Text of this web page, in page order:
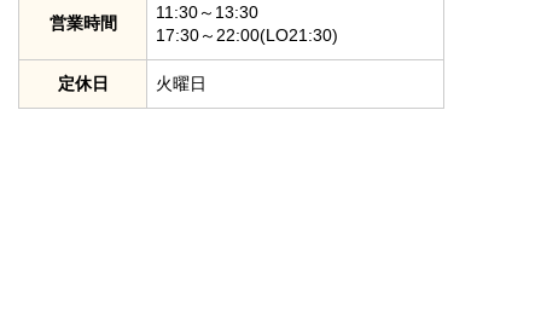
営業時間
11:30～13:30
17:30～22:00(LO21:30)
定休日 火曜日